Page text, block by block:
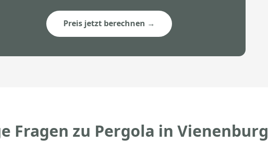
Preis jetzt berechnen →
Fragen zu Pergola in Vienenburg